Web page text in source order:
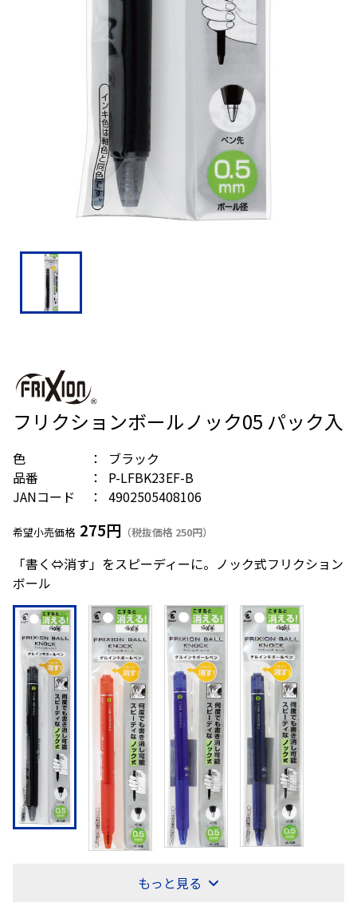
フリクションボールノック05 パック入
色
ブラック
品番
P-LFBK23EF-B
JANコード
4902505408106
希望小売価格 275円 （税抜価格 250円）
「書く⇔消す」をスピーディーに。ノック式フリクション
ボール
もっと見る